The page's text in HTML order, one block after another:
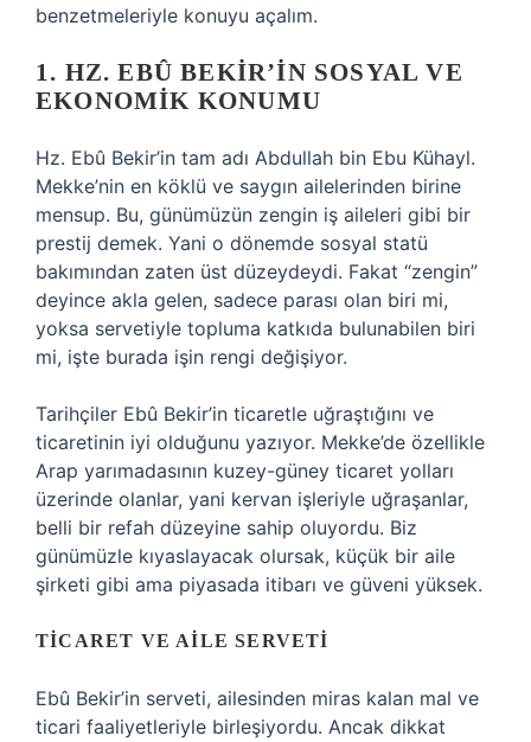
benzetmeleriyle konuyu açalım.
1. HZ. EBÛ BEKIR’IN SOSYAL VE
EKONOMIK KONUMU
Hz. Ebû Bekir’in tam adı Abdullah bin Ebu Kühayl.
Mekke’nin en köklü ve saygın ailelerinden birine
mensup. Bu, günümüzün zengin iş aileleri gibi bir
prestij demek. Yani o dönemde sosyal statü
bakımından zaten üst düzeydeydi. Fakat “zengin”
deyince akla gelen, sadece parası olan biri mi,
yoksa servetiyle topluma katkıda bulunabilen biri
mi, işte burada işin rengi değişiyor.
Tarihçiler Ebû Bekir’in ticaretle uğraştığını ve
ticaretinin iyi olduğunu yazıyor. Mekke’de özellikle
Arap yarımadasının kuzey-güney ticaret yolları
üzerinde olanlar, yani kervan işleriyle uğraşanlar,
belli bir refah düzeyine sahip oluyordu. Biz
günümüzle kıyaslayacak olursak, küçük bir aile
şirketi gibi ama piyasada itibarı ve güveni yüksek.
TICARET VE AILE SERVETI
Ebû Bekir’in serveti, ailesinden miras kalan mal ve
ticari faaliyetleriyle birleşiyordu. Ancak dikkat